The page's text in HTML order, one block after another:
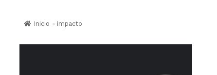
Inicio » impacto